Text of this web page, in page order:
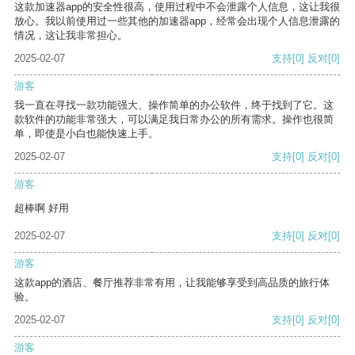
这款加速器app的安全性很高，使用过程中不会泄露个人信息，这让我很
放心。我以前使用过一些其他的加速器app，经常会出现个人信息泄露的
情况，这让我非常担心。
2025-02-07
支持[0] 反对[0]
游客
我一直在寻找一款功能强大、操作简单的办公软件，终于找到了它。这
款软件的功能非常强大，可以满足我日常办公的所有需求。操作也很简
单，即使是小白也能快速上手。
2025-02-07
支持[0] 反对[0]
游客
超棒啊 好用
2025-02-07 支持[0] 反对[0]
游客
这款app的酒店、餐厅推荐非常有用，让我能够享受到高品质的旅行体
验。
2025-02-07
支持[0] 反对[0]
游客